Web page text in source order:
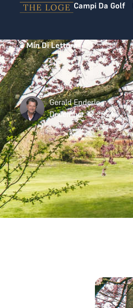
Vai al contenuto Campi Da Golf
2 Min Di Lettura
Gerald Enderle
December 12, 2024